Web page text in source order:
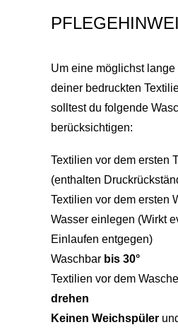
Um eine möglichst
deiner bedruckten
solltest du folgende
berücksichtigen:
Textilien vor dem ersten
(enthalten
Textilien vor dem ersten
Wasser einlegen (Wirkt
Einlaufen entgegen)
Waschbar bis 30°
Textilien vor dem
drehen
Keinen Weichspüler